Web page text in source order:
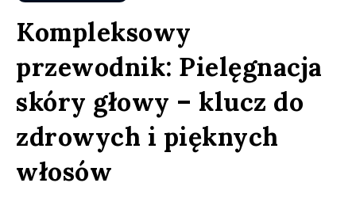
Kompleksowy
przewodnik: Pielęgnacja
skóry głowy – klucz do
zdrowych i pięknych
włosów